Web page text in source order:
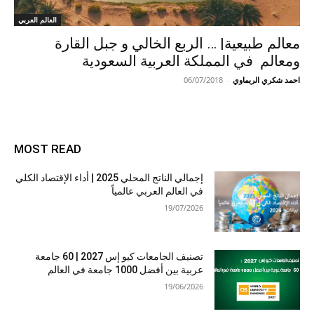
العالم العربي
معالم طبيعية| … الربع الخالي و جبل القارة
ومعالم في المملكة العربية السعودية
احمد شكري الريماوي -
06/07/2018
MOST READ
إجمالي الناتج المحلي 2025 | أداء الإقتصاد الكلي
في العالم العربي عالمياً
19/07/2026
تصنيف الجامعات كيو إس 2027 | 60 جامعة
عربية بين أفضل 1000 جامعة في العالم
19/06/2026